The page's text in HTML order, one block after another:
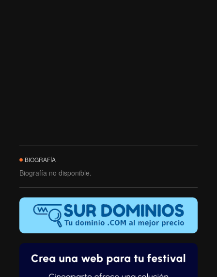
BIOGRAFÍA
Biografía no disponible.